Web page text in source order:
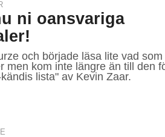
ni oansvariga
och började läsa lite vad
men kom inte längre än till den
lista" av Kevin Zaar.